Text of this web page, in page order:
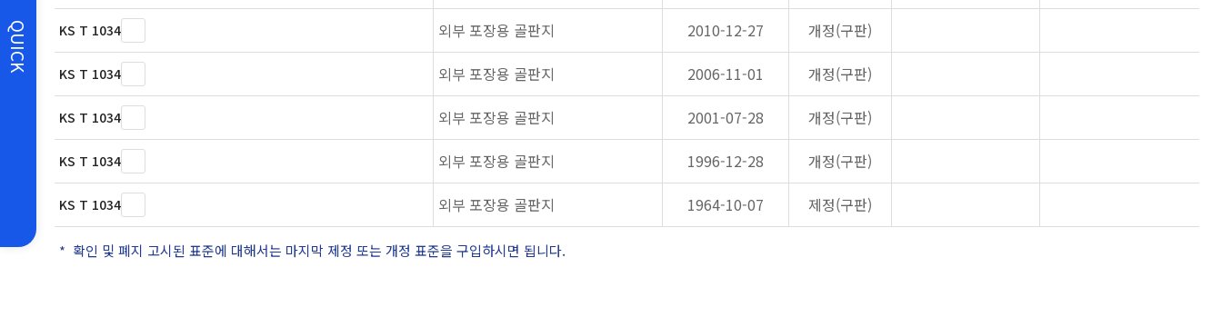
QUICK KS T 1034 외부 포장용 골판지 2010-12-27 개정(구판)
KS T 1034 외부 포장용 골판지 2006-11-01 개정(구판)
KS T 1034 외부 포장용 골판지 2001-07-28 개정(구판)
KS T 1034 외부 포장용 골판지 1996-12-28 개정(구판)
KS T 1034 외부 포장용 골판지 1964-10-07 제정(구판)
확인 및 폐지 고시된 표준에 대해서는 마지막 제정 또는 개정 표준을 구입하시면 됩니다.